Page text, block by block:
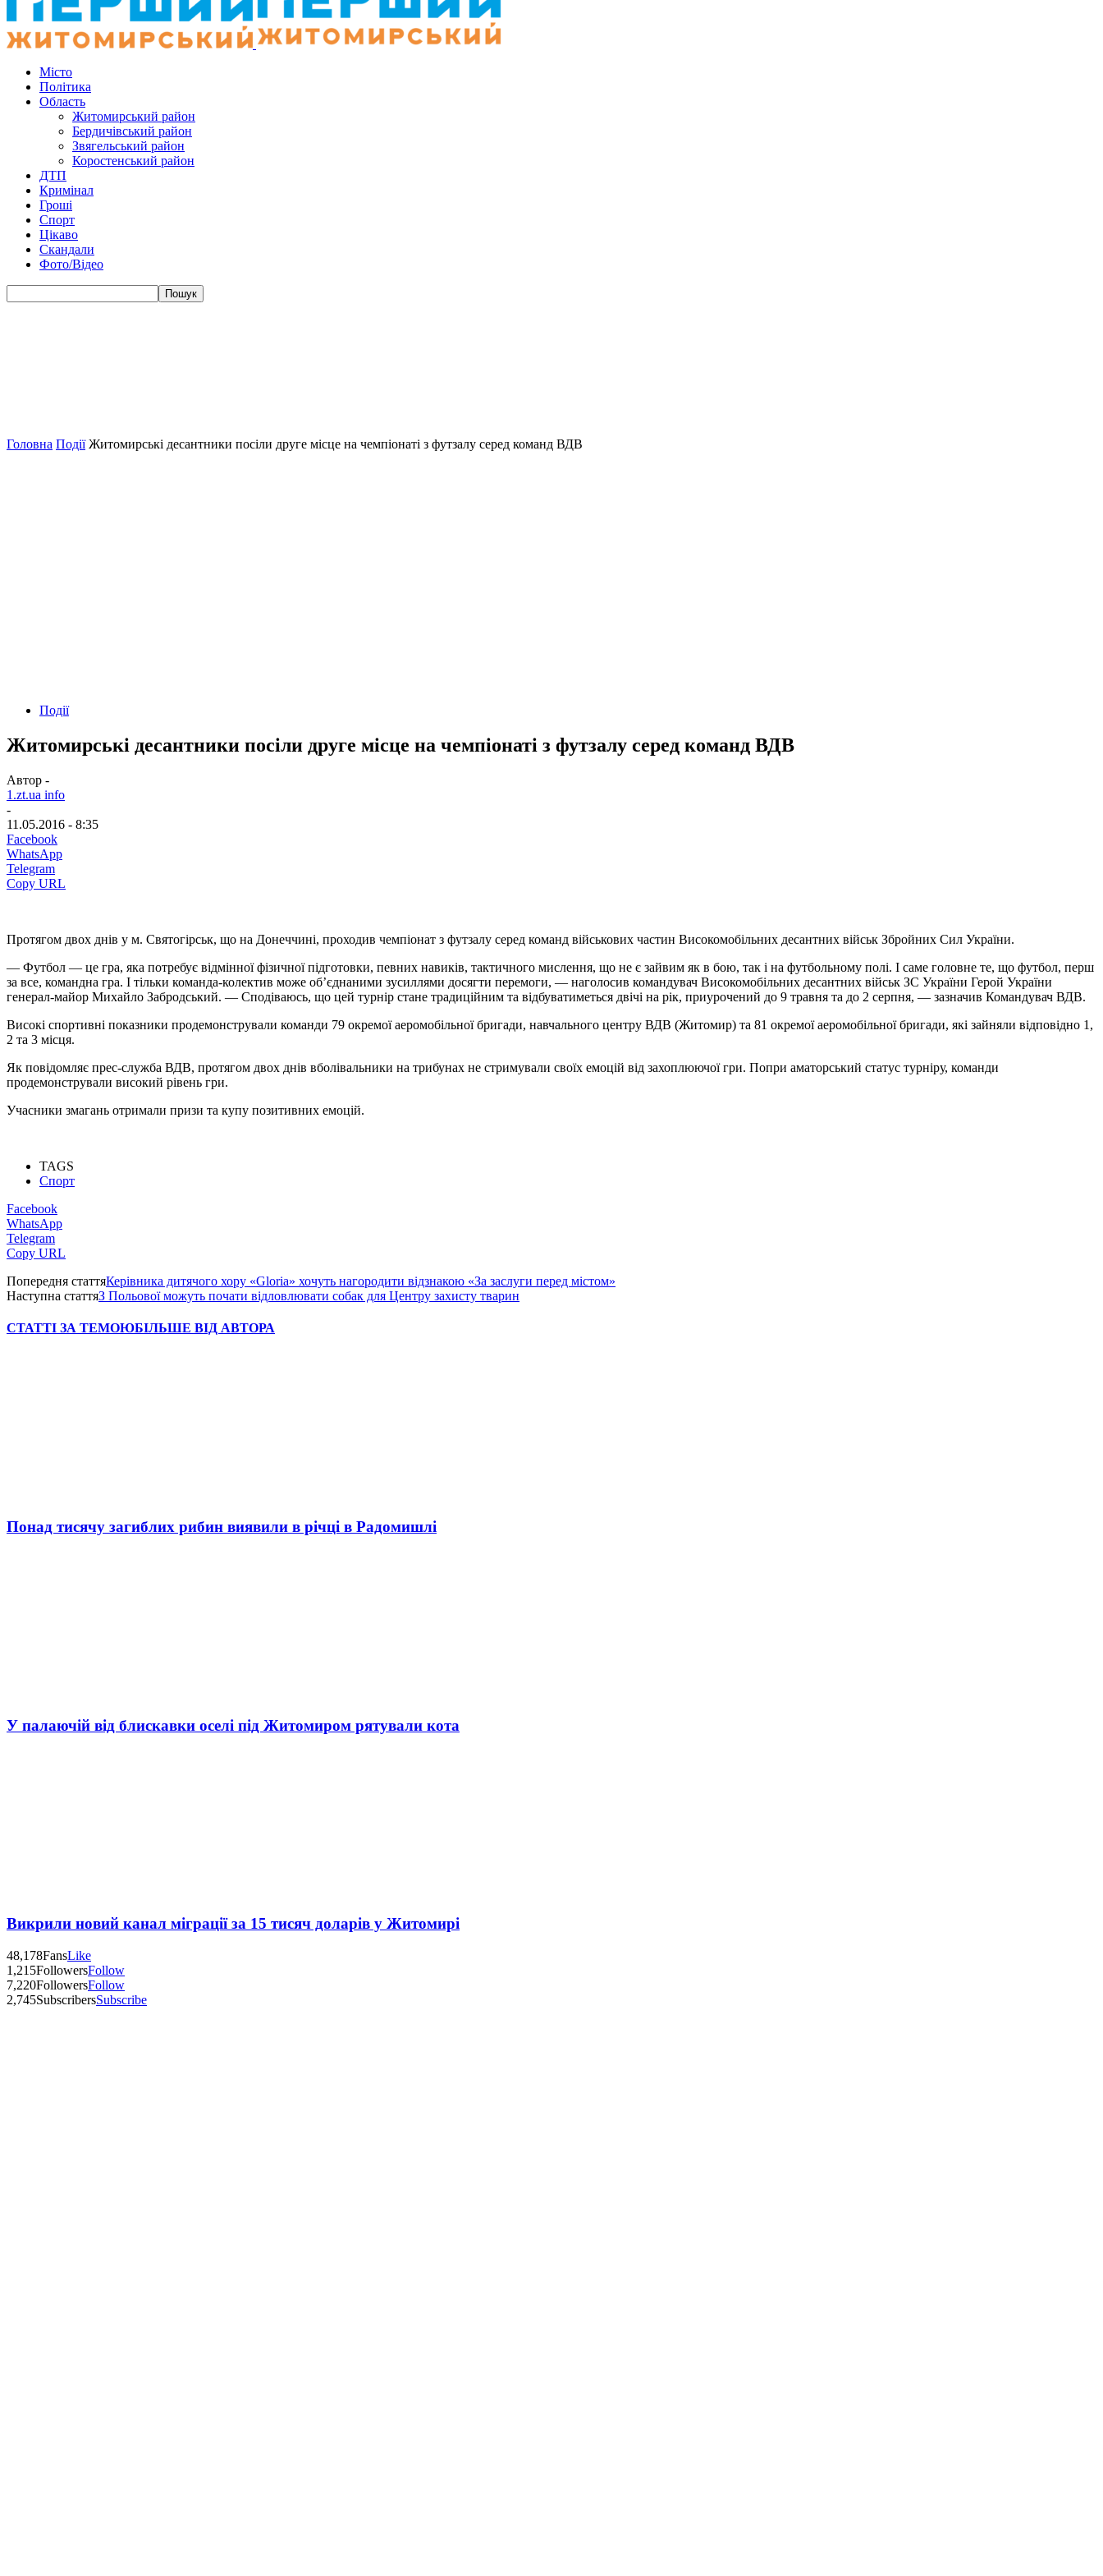
Місто
Політика
Область
Житомирський район
Бердичівський район
Звягельський район
Коростенський район
ДТП
Кримінал
Гроші
Спорт
Цікаво
Скандали
Фото/Відео
Головна Події Житомирські десантники посіли друге місце на чемпіонаті з футзалу серед команд ВДВ
Події
Житомирські десантники посіли друге місце на чемпіонаті з футзалу серед команд ВДВ
Автор -
1.zt.ua info
-
11.05.2016 - 8:35
Facebook
WhatsApp
Telegram
Copy URL
Протягом двох днів у м. Святогірськ, що на Донеччині, проходив чемпіонат з футзалу серед команд військових частин Високомобільних десантних військ Збройних Сил України.
— Футбол — це гра, яка потребує відмінної фізичної підготовки, певних навиків, тактичного мислення, що не є зайвим як в бою, так і на футбольному полі. І саме головне те, що футбол, перш
за все, командна гра. І тільки команда-колектив може об’єднаними зусиллями досягти перемоги, — наголосив командувач Високомобільних десантних військ ЗС України Герой України
генерал-майор Михайло Забродський. — Сподіваюсь, що цей турнір стане традиційним та відбуватиметься двічі на рік, приурочений до 9 травня та до 2 серпня, — зазначив Командувач ВДВ.
Високі спортивні показники продемонстрували команди 79 окремої аеромобільної бригади, навчального центру ВДВ (Житомир) та 81 окремої аеромобільної бригади, які зайняли відповідно 1,
2 та 3 місця.
Як повідомляє прес-служба ВДВ, протягом двох днів вболівальники на трибунах не стримували своїх емоцій від захоплюючої гри. Попри аматорський статус турніру, команди
продемонстрували високий рівень гри.
Учасники змагань отримали призи та купу позитивних емоцій.
TAGS
Спорт
Facebook
WhatsApp
Telegram
Copy URL
Попередня статтяКерівника дитячого хору «Gloria» хочуть нагородити відзнакою «За заслуги перед містом»
Наступна статтяЗ Польової можуть почати відловлювати собак для Центру захисту тварин
СТАТТІ ЗА ТЕМОЮБІЛЬШЕ ВІД АВТОРА
Понад тисячу загиблих рибин виявили в річці в Радомишлі
У палаючій від блискавки оселі під Житомиром рятували кота
Викрили новий канал міграції за 15 тисяч доларів у Житомирі
48,178FansLike
1,215FollowersFollow
7,220FollowersFollow
2,745SubscribersSubscribe